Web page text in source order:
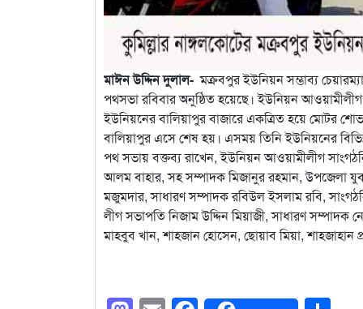
মাঈন উদ্দিন দুলাল- মক্রবপুর ইউনিয়ন সম্ভাব্য
পথসভা রবিবার অনুষ্ঠিত হয়েছে। ইউনিয়ন
ইউনিয়নের বালিয়াপুর বাজারে একত্রিত হয়ে মোটর
বালিয়াপুর এসে শেষ হয়। এসময় তিনি ইউনিয়নের
পথ সভায় বক্তব্য রাখেন, ইউনিয়ন আওয়ামীলীগ
আলম বাহার, সহ সম্পাদক মিজানুর রহমান, উপজেলা
মজুমদার, সাধারণ সম্পাদক রবিউল ইসলাম রবি,
লীগ সভাপতি নিজাম উদ্দিন মিয়াজী, সাধারণ সম্পাদক
মাহবুব খান, শাহজান হোসেন, ছোয়াব মিয়া, শাহজাহান